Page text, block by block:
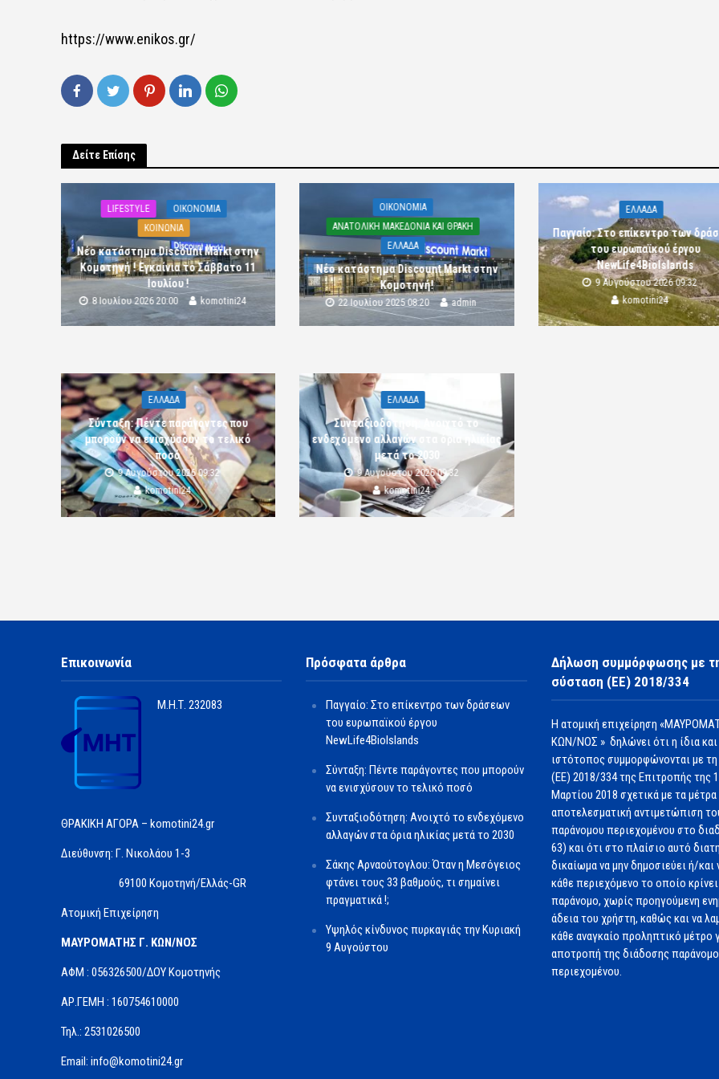
https://www.enikos.gr/
Δείτε Επίσης
LIFESTYLE
OIKONOMIA
ΚΟΙΝΩΝΙΑ
Νέο κατάστημα Discount Markt στην
Κομοτηνή ! Εγκαίνια το Σάββατο 11
Ιουλίου !
8 Ιουλίου 2026 20:00 komotini24
OIKONOMIA
ΑΝΑΤΟΛΙΚΗ ΜΑΚΕΔΟΝΙΑ ΚΑΙ ΘΡΑΚΗ
ΕΛΛΑΔΑ
Νέο κατάστημα Discount Markt στην
Κομοτηνή!
22 Ιουλίου 2025 08:20 admin
ΕΛΛΑΔΑ
Παγγαίο: Στο επίκεντρο των
του ευρωπαϊκού έργου
NewLife4BioIslands
9 Αυγούστου 2026 09:32
komotini24
ΕΛΛΑΔΑ
Σύνταξη: Πέντε παράγοντες που
μπορούν να ενισχύσουν το τελικό
ποσό
9 Αυγούστου 2026 09:32
komotini24
ΕΛΛΑΔΑ
Συνταξιοδότηση: Ανοιχτό το
ενδεχόμενο αλλαγών στα όρια ηλικίας
μετά το 2030
9 Αυγούστου 2026 09:32
komotini24
Επικοινωνία
Μ.Η.Τ. 232083
ΘΡΑΚΙΚΗ ΑΓΟΡΑ – komotini24.gr
Διεύθυνση: Γ. Νικολάου 1-3
69100 Κομοτηνή/Ελλάς-GR
Ατομική Επιχείρηση
ΜΑΥΡΟΜΑΤΗΣ Γ. ΚΩΝ/ΝΟΣ
ΑΦΜ : 056326500/ΔOΥ Κομοτηνής
ΑΡ.ΓΕΜΗ : 160754610000
Τηλ.: 2531026500
Email: info@komotini24.gr
Πρόσφατα άρθρα
Παγγαίο: Στο επίκεντρο των δράσεων
του ευρωπαϊκού έργου
NewLife4BioIslands
Σύνταξη: Πέντε παράγοντες που μπορούν
να ενισχύσουν το τελικό ποσό
Συνταξιοδότηση: Ανοιχτό το ενδεχόμενο
αλλαγών στα όρια ηλικίας μετά το 2030
Σάκης Αρναούτογλου: Όταν η Μεσόγειος
φτάνει τους 33 βαθμούς, τι σημαίνει
πραγματικά !;
Υψηλός κίνδυνος πυρκαγιάς την Κυριακή
9 Αυγούστου
Δήλωση συμμόρφωσης με
σύσταση (ΕΕ) 2018/334
Η ατομική επιχείρηση
ΚΩΝ/ΝΟΣ » δηλώνει ότι η ίδια
ιστότοπος συμμορφώνονται με
(ΕΕ) 2018/334 της Επιτροπής της
Μαρτίου 2018 σχετικά με τα μέτρα
αποτελεσματική αντιμετώπιση
παράνομου περιεχομένου στο
63) και ότι στο πλαίσιο αυτό
δικαίωμα να μην δημοσιεύει ή/και
κάθε περιεχόμενο το οποίο κρίνει
παράνομο, χωρίς προηγούμενη
άδεια του χρήστη, καθώς και να
κάθε αναγκαίο προληπτικό μέτρο
αποτροπή της διάδοσης
περιεχομένου.